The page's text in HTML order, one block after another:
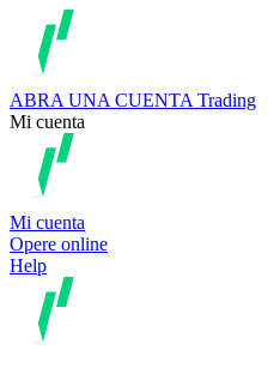
ABRA UNA CUENTA Trading
Mi cuenta
Mi cuenta
Opere online
Help